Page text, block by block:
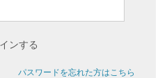
ンする
パスワードを忘れた方はこちら